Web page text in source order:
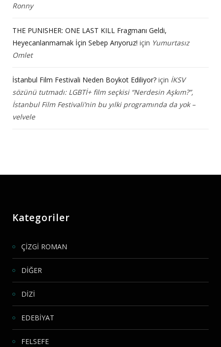
Ronny
THE PUNISHER: ONE LAST KILL Fragmanı Geldi,
Heyecanlanmamak İçin Sebep Arıyoruz! için Yumurtasız
Omlet
İstanbul Film Festivali Neden Boykot Ediliyor? için İKSV
sözünü tutmadı: LGBTİ+ film seçkisi “Nerdesin Aşkım?”,
İstanbul Film Festivali’nin bu yılki programında da yok –
velvele
Kategoriler
ÇİZGİ ROMAN
DİĞER
DİZİ
EDEBİYAT
FELSEFE